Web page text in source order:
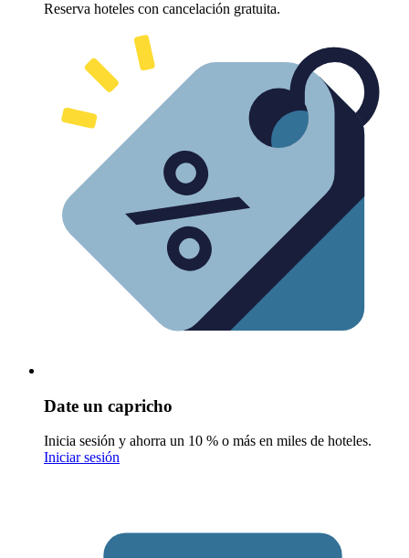
Reserva hoteles con cancelación gratuita.
Date un capricho
Inicia sesión y ahorra un 10 % o más en miles de hoteles.
Iniciar sesión